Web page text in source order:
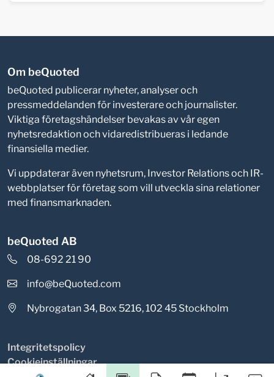
Om beQuoted
beQuoted publicerar nyheter, analyser och
pressmeddelanden för investerare och journalister.
Viktiga företagshändelser bevakas av vår egen
nyhetsredaktion och vidaredistribueras i ledande
finansiella medier.
Vi uppdaterar även nyhetsrum, Investor Relations och IR-
webbplatser för företag som vill utveckla sina relationer
med finansmarknaden.
beQuoted AB
08-692 21 90
info@beQuoted.com
Nybrogatan 34, Box 5216, 102 45 Stockholm
Integritetspolicy
Cookieinställningar